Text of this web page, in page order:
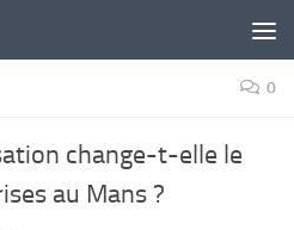
0
change-t-elle le
au Mans ?